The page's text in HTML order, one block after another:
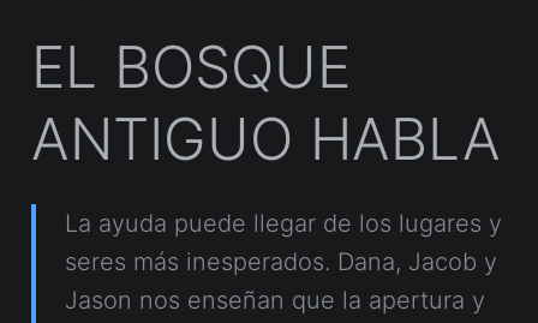
EL BOSQUE
ANTIGUO HABLA
La ayuda puede llegar de los lugares y
seres más inesperados. Dana, Jacob y
Jason nos enseñan que la apertura y